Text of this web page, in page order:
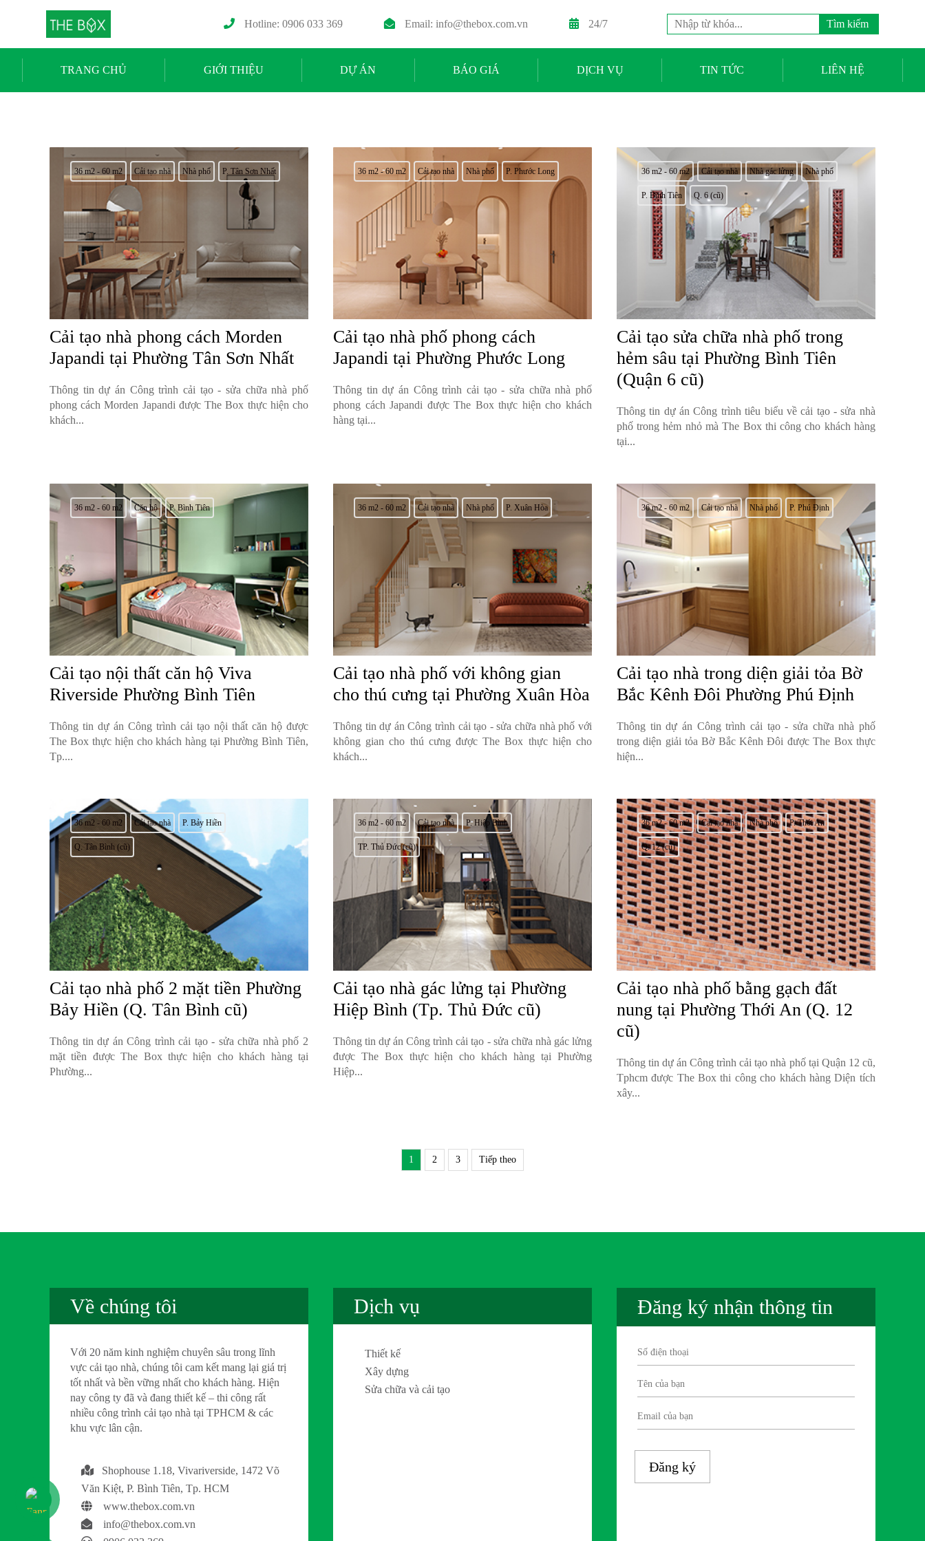
Hotline: 0906 033 369 Email:info@thebox.com.vn 24/7
Tìm
kiếm
cho:
TRANG CHỦ
GIỚI THIỆU DỰ ÁN BÁO GIÁ DỊCH VỤ TIN TỨC LIÊN HỆ
36 m2 - 60 m2 Cải tạo nhà Nhà phố P. Tân Sơn Nhất
Cải tạo nhà phong cách Morden
Japandi tại Phường Tân Sơn Nhất
Thông tin dự án Công trình cải tạo - sửa chữa nhà phố
phong cách Morden Japandi được The Box thực hiện cho
khách...
36 m2 - 60 m2 Cải tạo nhà Nhà phố P. Phước Long
Cải tạo nhà phố phong cách
Japandi tại Phường Phước Long
Thông tin dự án Công trình cải tạo - sửa chữa nhà phố
phong cách Japandi được The Box thực hiện cho khách
hàng tại...
36 m2 - 60 m2 Cải tạo nhà Nhà gác lửng Nhà phố
P. Bình Tiên Q. 6 (cũ)
Cải tạo sửa chữa nhà phố trong
hẻm sâu tại Phường Bình Tiên
(Quận 6 cũ)
Thông tin dự án Công trình tiêu biểu về cải tạo - sửa nhà
phố trong hẻm nhỏ mà The Box thi công cho khách hàng
tại...
36 m2 - 60 m2 Căn hộ P. Bình Tiên
Cải tạo nội thất căn hộ Viva
Riverside Phường Bình Tiên
Thông tin dự án Công trình cải tạo nội thất căn hộ được
The Box thực hiện cho khách hàng tại Phường Bình Tiên,
Tp....
36 m2 - 60 m2 Cải tạo nhà Nhà phố P. Xuân Hòa
Cải tạo nhà phố với không gian
cho thú cưng tại Phường Xuân Hòa
Thông tin dự án Công trình cải tạo - sửa chữa nhà phố với
không gian cho thú cưng được The Box thực hiện cho
khách...
36 m2 - 60 m2 Cải tạo nhà Nhà phố P. Phú Định
Cải tạo nhà trong diện giải tỏa Bờ
Bắc Kênh Đôi Phường Phú Định
Thông tin dự án Công trình cải tạo - sửa chữa nhà phố
trong diện giải tỏa Bờ Bắc Kênh Đôi được The Box thực
hiện...
36 m2 - 60 m2 Cải tạo nhà P. Bảy Hiền
Q. Tân Bình (cũ)
Cải tạo nhà phố 2 mặt tiền Phường
Bảy Hiền (Q. Tân Bình cũ)
Thông tin dự án Công trình cải tạo - sửa chữa nhà phố 2
mặt tiền được The Box thực hiện cho khách hàng tại
Phường...
36 m2 - 60 m2 Cải tạo nhà P. Hiệp Bình
TP. Thủ Đức (cũ)
Cải tạo nhà gác lửng tại Phường
Hiệp Bình (Tp. Thủ Đức cũ)
Thông tin dự án Công trình cải tạo - sửa chữa nhà gác lửng
được The Box thực hiện cho khách hàng tại Phường
Hiệp...
36 m2 - 60 m2 Cải tạo nhà Nhà phố P. Thới An
Q. 12 (cũ)
Cải tạo nhà phố bằng gạch đất
nung tại Phường Thới An (Q. 12
cũ)
Thông tin dự án Công trình cải tạo nhà phố tại Quận 12 cũ,
Tphcm được The Box thi công cho khách hàng Diện tích
xây...
1 2 3 Tiếp theo
Về chúng tôi
Với 20 năm kinh nghiệm chuyên sâu trong lĩnh
vực cải tạo nhà, chúng tôi cam kết mang lại giá trị
tốt nhất và bền vững nhất cho khách hàng. Hiện
nay công ty đã và đang thiết kế – thi công rất
nhiều công trình cải tạo nhà tại TPHCM & các
khu vực lân cận.
Shophouse 1.18, Vivariverside, 1472 Võ
Văn Kiệt, P. Bình Tiên, Tp. HCM
www.thebox.com.vn
info@thebox.com.vn
Dịch vụ
Thiết kế
Xây dựng
Sửa chữa và cải tạo
Đăng ký nhận thông tin
Đăng ký